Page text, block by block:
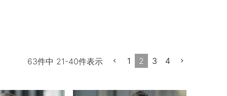
63件中 21-40件表示 1 2 3 4